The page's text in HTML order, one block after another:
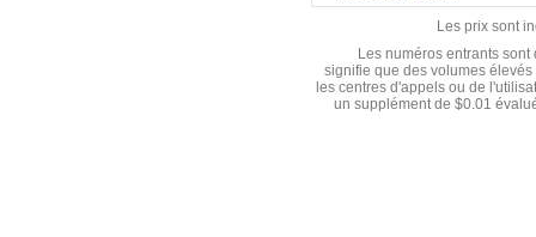
Les prix sont
Les numéros entrants
signifie que des volumes
les centres d'appels ou de
un supplément de $0.01